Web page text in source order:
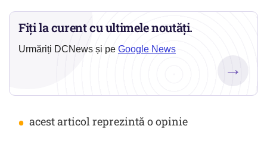
Fiți la curent cu ultimele noutăți.
Urmăriți DCNews și pe Google News
→
• acest articol reprezintă o opinie